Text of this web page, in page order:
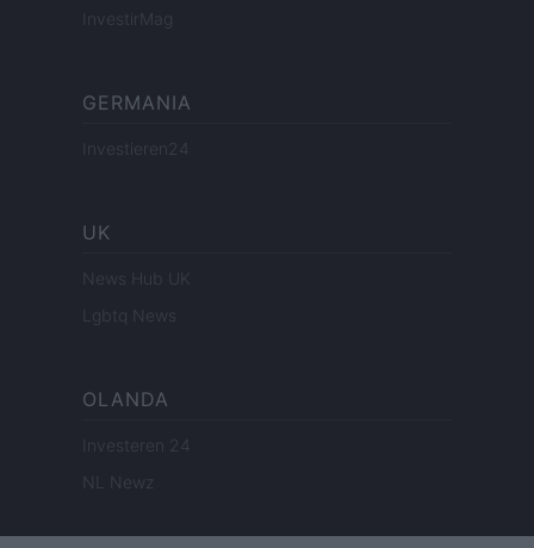
InvestirMag
GERMANIA
Investieren24
UK
News Hub UK
Lgbtq News
OLANDA
Investeren 24
NL Newz